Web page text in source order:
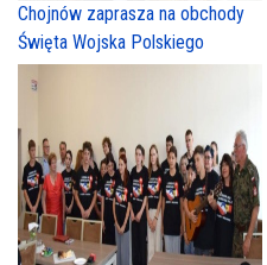
Chojnów zaprasza na obchody
Święta Wojska Polskiego